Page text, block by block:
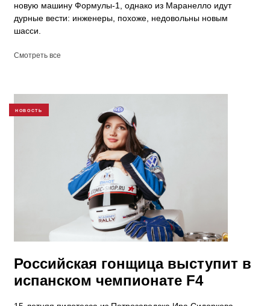
новую машину Формулы-1, однако из Маранелло идут
дурные вести: инженеры, похоже, недовольны новым
шасси.
Смотреть все
НОВОСТЬ
Российская гонщица выступит в
испанском чемпионате F4